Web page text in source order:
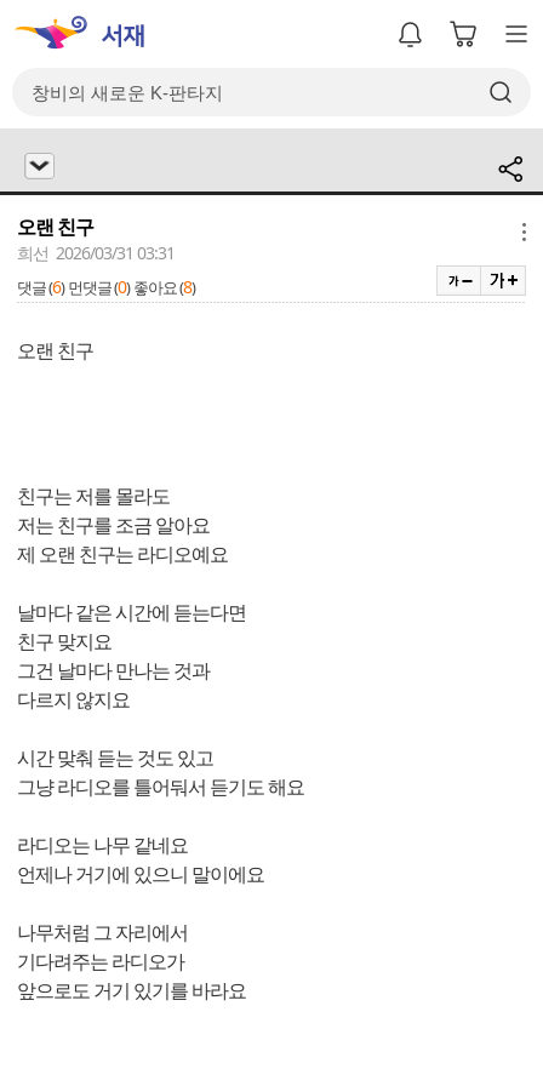
오랜 친구
희선 2026/03/31 03:31
댓글 (6) 먼댓글 (0) 좋아요 (8)
오랜 친구
친구는 저를 몰라도
저는 친구를 조금 알아요
제 오랜 친구는 라디오예요
날마다 같은 시간에 듣는다면
친구 맞지요
그건 날마다 만나는 것과
다르지 않지요
시간 맞춰 듣는 것도 있고
그냥 라디오를 틀어둬서 듣기도 해요
라디오는 나무 같네요
언제나 거기에 있으니 말이에요
나무처럼 그 자리에서
기다려주는 라디오가
앞으로도 거기 있기를 바라요